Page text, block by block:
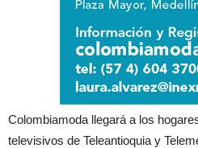
Colombiamoda llegará a los
televisivos de Teleantioquia y